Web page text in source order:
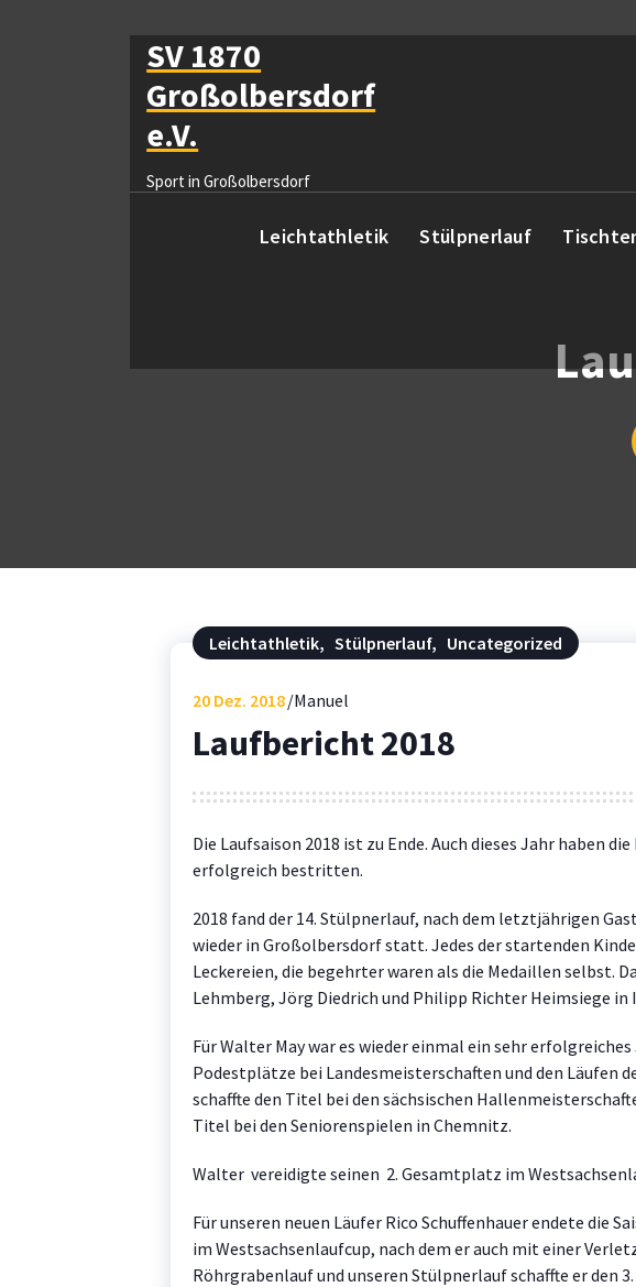
SV 1870
Großolbersdorf
e.V.
Sport in Großolbersdorf
Leichtathletik Stülpnerlauf
Leichtathletik, Stülpnerlauf, Uncategorized
20Dez. 2018 Manuel
Laufbericht 2018
Die Laufsaison 2018 ist zu Ende. Auch dieses Jahr haben
erfolgreich bestritten.
2018 fand der 14. Stülpnerlauf, nach dem letztjährigen
wieder in Großolbersdorf statt. Jedes der startenden
Leckereien, die begehrter waren als die Medaillen selbst.
Lehmberg, Jörg Diedrich und Philipp Richter Heimsiege
Für Walter May war es wieder einmal ein sehr
Podestplätze bei Landesmeisterschaften und den Läufen
schaffte den Titel bei den sächsischen
Titel bei den Seniorenspielen in Chemnitz.
Walter vereidigte seinen 2. Gesamtplatz im
Für unseren neuen Läufer Rico Schuffenhauer endete die
im Westsachsenlaufcup, nach dem er auch mit einer
Röhrgrabenlauf und unseren Stülpnerlauf schaffte er den